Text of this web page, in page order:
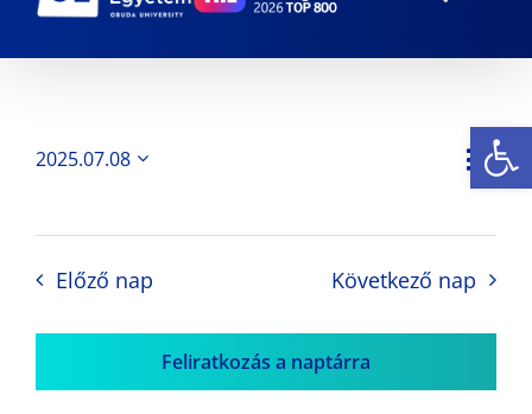
Nap
2025.07.08
Előző nap Következő nap
Feliratkozás a naptárra